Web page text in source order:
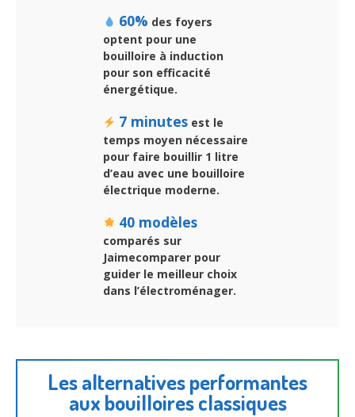
60% des foyers
optent pour une
bouilloire à induction
pour son efficacité
énergétique.
7 minutesest le
temps moyen nécessaire
pour faire bouillir 1 litre
d’eau avec une bouilloire
électrique moderne.
40 modèles
comparés sur
Jaimecomparer pour
guider le meilleur choix
dans l’électroménager.
Les alternatives performantes
aux bouilloires classiques